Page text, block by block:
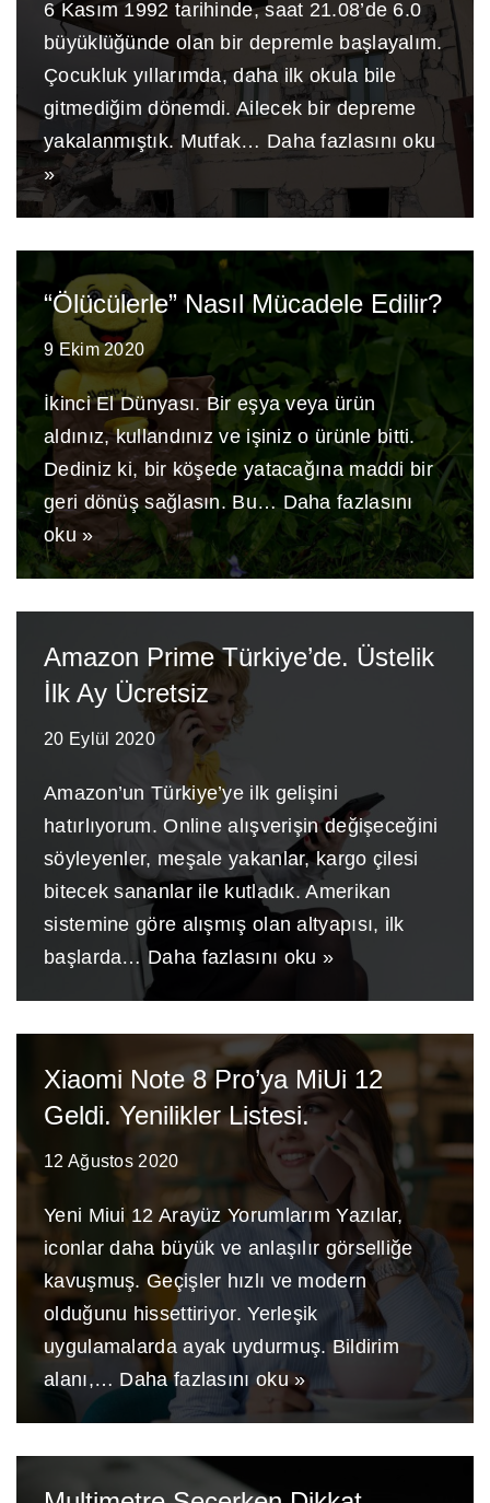
6 Kasım 1992 tarihinde, saat 21.08’de 6.0
büyüklüğünde olan bir depremle başlayalım.
Çocukluk yıllarımda, daha ilk okula bile
gitmediğim dönemdi. Ailecek bir depreme
yakalanmıştık. Mutfak… Daha fazlasını oku
»
“Ölücülerle” Nasıl Mücadele Edilir?
9 Ekim 2020
İkinci El Dünyası. Bir eşya veya ürün
aldınız, kullandınız ve işiniz o ürünle bitti.
Dediniz ki, bir köşede yatacağına maddi bir
geri dönüş sağlasın. Bu… Daha fazlasını
oku »
Amazon Prime Türkiye’de. Üstelik
İlk Ay Ücretsiz
20 Eylül 2020
Amazon’un Türkiye’ye ilk gelişini
hatırlıyorum. Online alışverişin değişeceğini
söyleyenler, meşale yakanlar, kargo çilesi
bitecek sananlar ile kutladık. Amerikan
sistemine göre alışmış olan altyapısı, ilk
başlarda… Daha fazlasını oku »
Xiaomi Note 8 Pro’ya MiUi 12
Geldi. Yenilikler Listesi.
12 Ağustos 2020
Yeni Miui 12 Arayüz Yorumlarım Yazılar,
iconlar daha büyük ve anlaşılır görselliğe
kavuşmuş. Geçişler hızlı ve modern
olduğunu hissettiriyor. Yerleşik
uygulamalarda ayak uydurmuş. Bildirim
alanı,… Daha fazlasını oku »